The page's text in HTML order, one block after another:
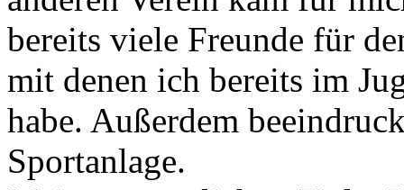
bereits viele Freunde für
mit denen ich bereits im
habe. Außerdem
Sportanlage.